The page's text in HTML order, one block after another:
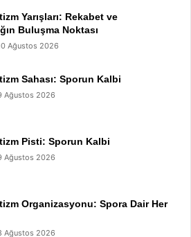
Yarışları: Rekabet ve
Buluşma Noktası
Ağustos 2026
Sahası: Sporun Kalbi
Ağustos 2026
Pisti: Sporun Kalbi
Ağustos 2026
Organizasyonu: Spora Dair Her
Ağustos 2026